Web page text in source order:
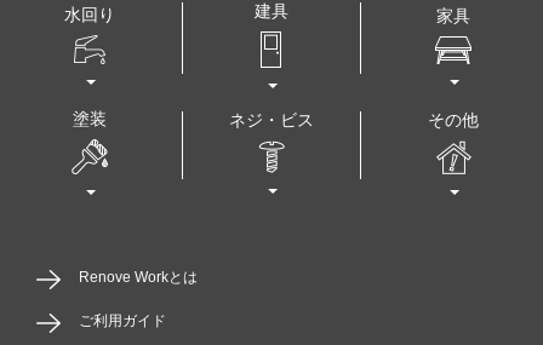
水回り 建具 家具
塗装 ネジ・ビス その他
Renove Workとは
ご利用ガイド